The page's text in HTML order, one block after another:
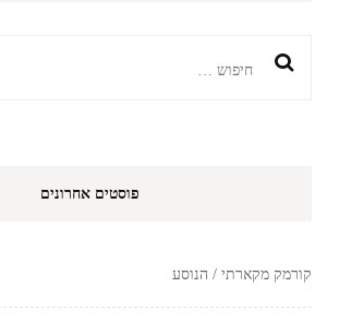
חיפוש:
פוסטים אחרונים
קורמק מקארתי / הנוסע